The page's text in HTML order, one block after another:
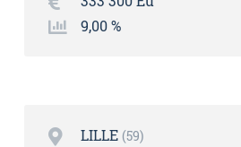
9,00 %
LILLE 59